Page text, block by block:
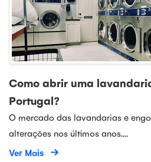
Como abrir uma
Portugal?
O mercado das lavandarias e
alterações nos últimos anos....
Ver Mais